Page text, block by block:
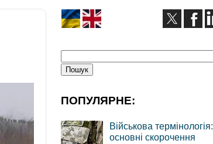
ПОПУЛЯРНЕ:
Військова термінологія:
основні скорочення